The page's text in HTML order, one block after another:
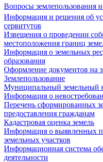
Вопросы землепользования
Информация и решения об
сервитутов
Извещения о проведении
местоположения границ
Информация о земельных
образования
Оформление документов на
Землепользование
Муниципальный земельный
Информация о
Перечень сформированных
предоставления гражданам
Кадастровая оценка земель
Информация о выявленных
земельных участков
Информационная система
деятельности